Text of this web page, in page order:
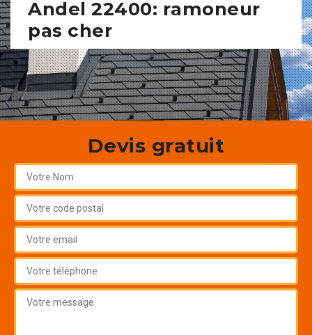
Andel 22400: ramoneur
pas cher
Devis gratuit